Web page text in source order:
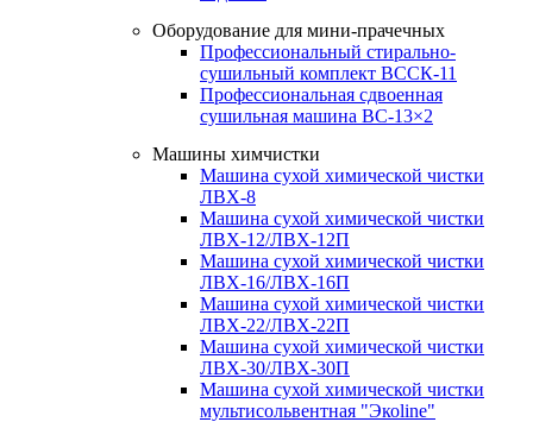
Оборудование для мини-прачечных
Профессиональный стирально-
сушильный комплект ВССК-11
Профессиональная сдвоенная
сушильная машина ВС-13×2
Машины химчистки
Машина сухой химической чистки
ЛВХ-8
Машина сухой химической чистки
ЛВХ-12/ЛВХ-12П
Машина сухой химической чистки
ЛВХ-16/ЛВХ-16П
Машина сухой химической чистки
ЛВХ-22/ЛВХ-22П
Машина сухой химической чистки
ЛВХ-30/ЛВХ-30П
Машина сухой химической чистки
мультисольвентная "Экоline"